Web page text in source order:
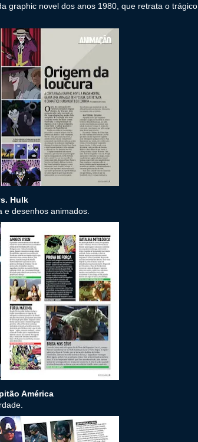
graphic novel dos anos 1980, que retrata o trágico
Hulk
e desenhos animados.
América